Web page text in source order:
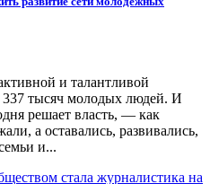
и талантливой
тысяч молодых людей. И
решает власть, — как
а оставались, развивались,
и...